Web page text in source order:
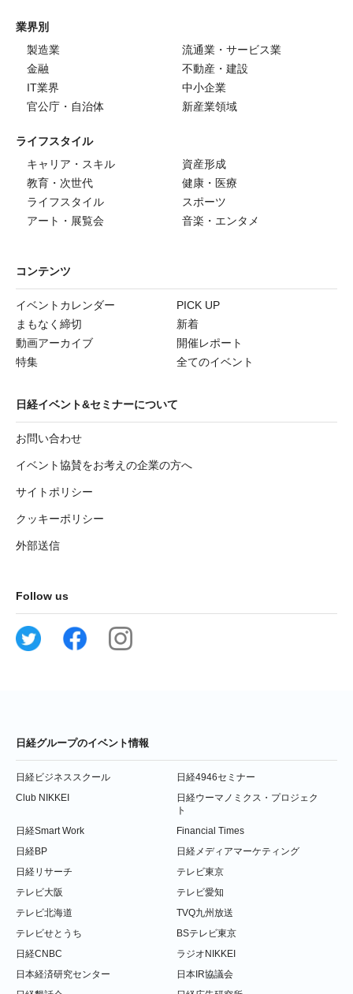
業界別
製造業
流通業・サービス業
金融
不動産・建設
IT業界
中小企業
官公庁・自治体
新産業領域
ライフスタイル
キャリア・スキル
資産形成
教育・次世代
健康・医療
ライフスタイル
スポーツ
アート・展覧会
音楽・エンタメ
コンテンツ
イベントカレンダー
PICK UP
まもなく締切
新着
動画アーカイブ
開催レポート
特集
全てのイベント
日経イベント&セミナーについて
お問い合わせ
イベント協賛をお考えの企業の方へ
サイトポリシー
クッキーポリシー
外部送信
Follow us
日経グループのイベント情報
日経ビジネススクール
日経4946セミナー
Club NIKKEI
日経ウーマノミクス・プロジェク
ト
日経Smart Work
Financial Times
日経BP
日経メディアマーケティング
日経リサーチ
テレビ東京
テレビ大阪
テレビ愛知
テレビ北海道
TVQ九州放送
テレビせとうち
BSテレビ東京
日経CNBC
ラジオNIKKEI
日本経済研究センター
日本IR協議会